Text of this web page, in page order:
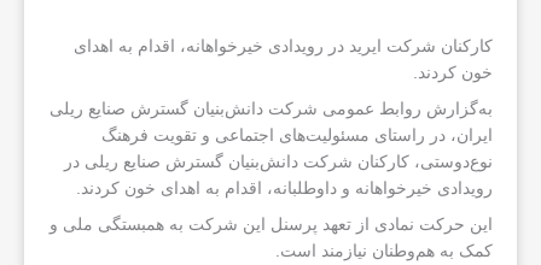
کارکنان شرکت ایرید در رویدادی خیرخواهانه، اقدام به اهدای
خون‌ کردند.
به‌گزارش روابط عمومی شرکت دانش‌بنیان گسترش صنایع ریلی
ایران، در راستای مسئولیت‌های اجتماعی و تقویت فرهنگ
نوع‌دوستی، کارکنان شرکت دانش‌بنیان گسترش صنایع ریلی در
رویدادی خیرخواهانه و داوطلبانه، اقدام به اهدای خون کردند.
این حرکت نمادی از تعهد پرسنل این شرکت به همبستگی ملی و
کمک به هم‌وطنان نیازمند است.